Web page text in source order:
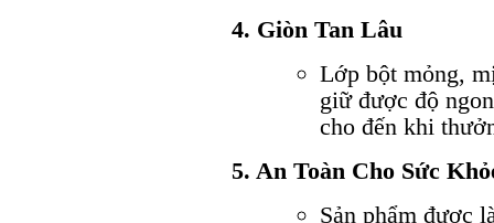
4. Giòn Tan Lâu
Lớp bột mỏng,
giữ được độ
cho đến khi
5. An Toàn Cho Sức
Sản phẩm được